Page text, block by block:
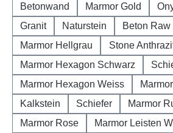
Betonwand
Marmor Gold
Granit
Naturstein
Beton Raw
Marmor Hellgrau
Stone
Marmor Hexagon Schwarz
Marmor Hexagon Weiss
Kalkstein
Schiefer Marmor
Marmor Rose
Marmor Leisten